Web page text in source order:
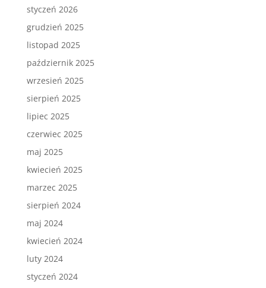
styczeń 2026
grudzień 2025
listopad 2025
październik 2025
wrzesień 2025
sierpień 2025
lipiec 2025
czerwiec 2025
maj 2025
kwiecień 2025
marzec 2025
sierpień 2024
maj 2024
kwiecień 2024
luty 2024
styczeń 2024